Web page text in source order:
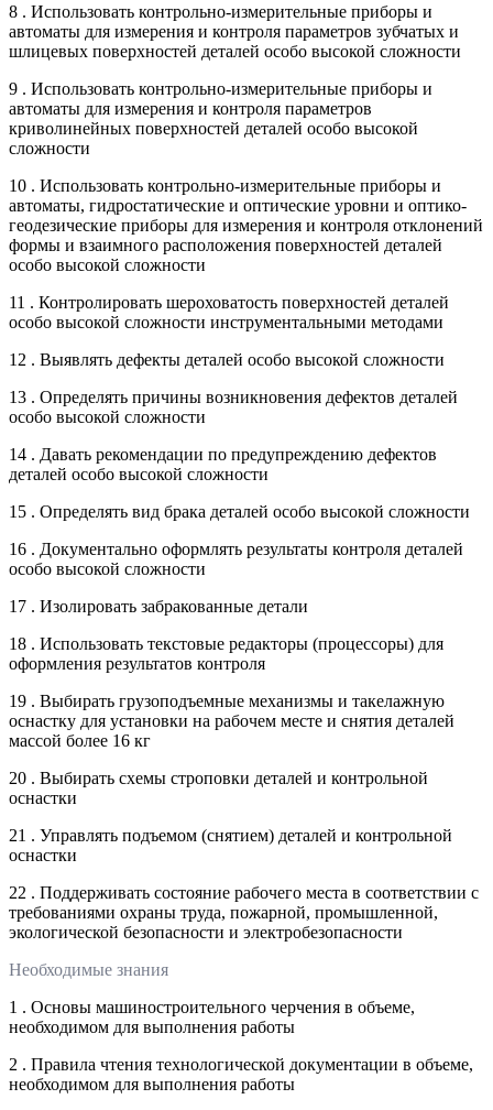
8 . Использовать контрольно-измерительные приборы и
автоматы для измерения и контроля параметров зубчатых и
шлицевых поверхностей деталей особо высокой сложности
9 . Использовать контрольно-измерительные приборы и
автоматы для измерения и контроля параметров
криволинейных поверхностей деталей особо высокой
сложности
10 . Использовать контрольно-измерительные приборы и
автоматы, гидростатические и оптические уровни и оптико-
геодезические приборы для измерения и контроля отклонений
формы и взаимного расположения поверхностей деталей
особо высокой сложности
11 . Контролировать шероховатость поверхностей деталей
особо высокой сложности инструментальными методами
12 . Выявлять дефекты деталей особо высокой сложности
13 . Определять причины возникновения дефектов деталей
особо высокой сложности
14 . Давать рекомендации по предупреждению дефектов
деталей особо высокой сложности
15 . Определять вид брака деталей особо высокой сложности
16 . Документально оформлять результаты контроля деталей
особо высокой сложности
17 . Изолировать забракованные детали
18 . Использовать текстовые редакторы (процессоры) для
оформления результатов контроля
19 . Выбирать грузоподъемные механизмы и такелажную
оснастку для установки на рабочем месте и снятия деталей
массой более 16 кг
20 . Выбирать схемы строповки деталей и контрольной
оснастки
21 . Управлять подъемом (снятием) деталей и контрольной
оснастки
22 . Поддерживать состояние рабочего места в соответствии с
требованиями охраны труда, пожарной, промышленной,
экологической безопасности и электробезопасности
Необходимые знания
1 . Основы машиностроительного черчения в объеме,
необходимом для выполнения работы
2 . Правила чтения технологической документации в объеме,
необходимом для выполнения работы